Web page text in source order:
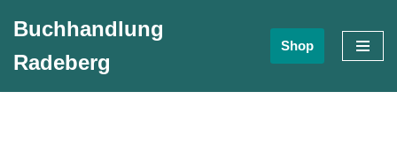
Inhalt
springen
Buchhandlung
Radeberg
Shop